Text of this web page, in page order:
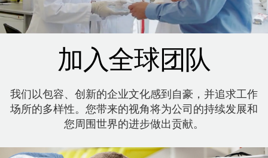
加入全球团队
我们以包容、创新的企业文化感到自豪，并追求工作
场所的多样性。您带来的视角将为公司的持续发展和
您周围世界的进步做出贡献。